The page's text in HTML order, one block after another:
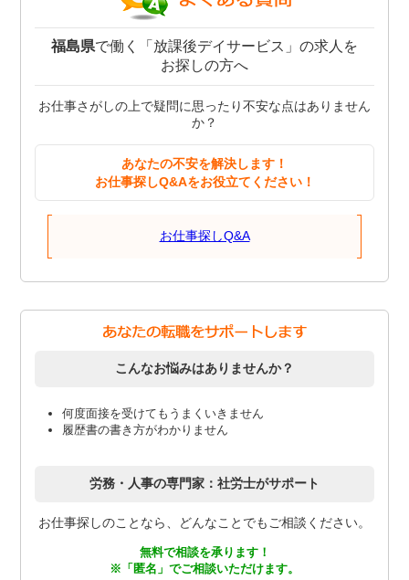
福島県で働く「放課後デイサービス」の求人を
お探しの方へ
お仕事さがしの上で疑問に思ったり不安な点はありません
か？
あなたの不安を解決します！
お仕事探しQ&Aをお役立てください！
お仕事探しQ&A
こんなお悩みはありませんか？
何度面接を受けてもうまくいきません
履歴書の書き方がわかりません
労務・人事の専門家：社労士がサポート
お仕事探しのことなら、どんなことでもご相談ください。
無料で相談を承ります！
※「匿名」でご相談いただけます。